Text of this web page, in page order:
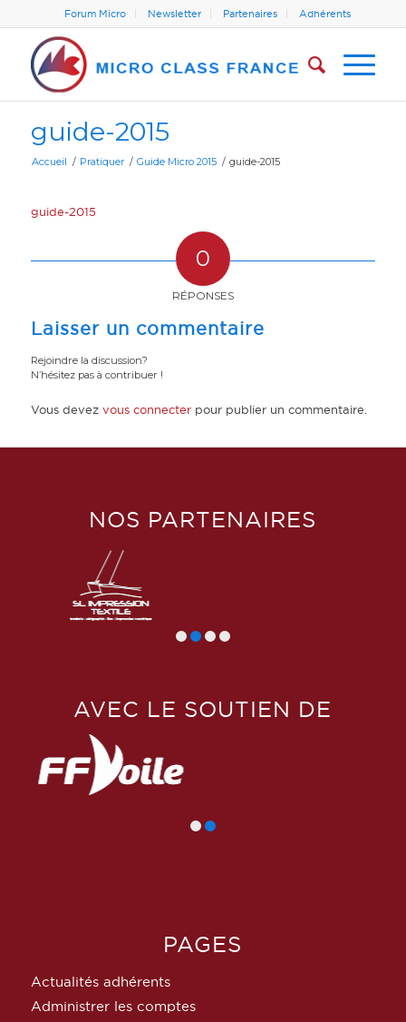
Forum Micro Newsletter Partenaires Adhérents
guide-2015
Accueil / Pratiquer / Guide Micro 2015 / guide-2015
guide-2015
0
RÉPONSES
Laisser un commentaire
Rejoindre la discussion?
N’hésitez pas à contribuer !
Vous devez vous connecterpour publier un commentaire.
NOS PARTENAIRES
AVEC LE SOUTIEN DE
PAGES
Actualités adhérents
Administrer les comptes